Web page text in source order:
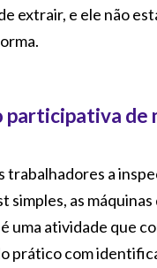
extrair, e ele não
participativa de
trabalhadores a
simples, as
uma atividade que
prático com